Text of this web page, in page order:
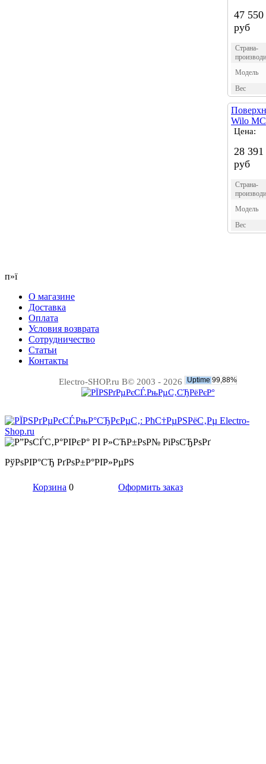
47 550
руб
Страна-
Модель
Вес
Wilo
Цена:
28 391
руб
Страна-
Модель
Вес
п»ї
О магазине
Доставка
Оплата
Условия возврата
Сотрудничество
Статьи
Контакты
Electro-SHOP.ru В© 2003 - 2026
РўРѕРІР°СЂ РґРѕР±Р°РІР»РµРЅ
Корзина 0 Оформить заказ